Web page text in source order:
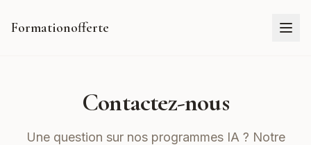
Formationofferte
Contactez-nous
Une question sur nos programmes IA ? Notre